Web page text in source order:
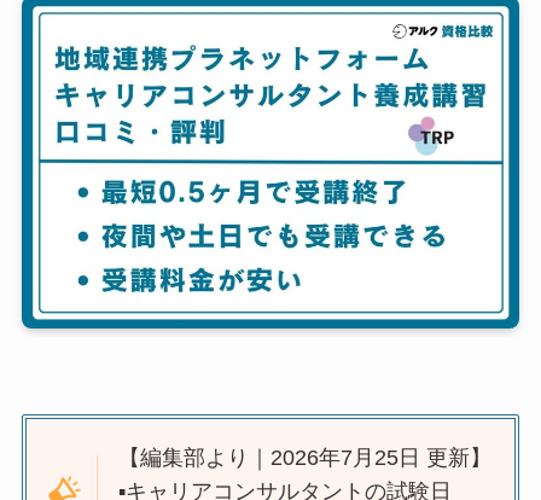
【編集部より｜2026年7月25日 更新】
▪️キャリアコンサルタントの試験日